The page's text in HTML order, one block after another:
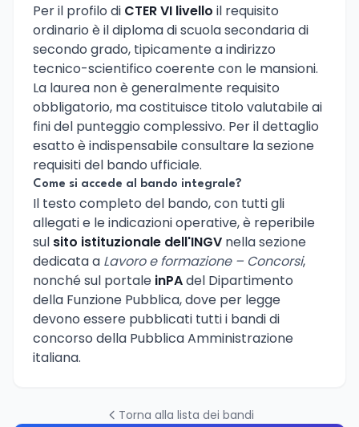
Per il profilo di CTER VI livello il requisito
ordinario è il diploma di scuola secondaria di
secondo grado, tipicamente a indirizzo
tecnico-scientifico coerente con le mansioni.
La laurea non è generalmente requisito
obbligatorio, ma costituisce titolo valutabile ai
fini del punteggio complessivo. Per il dettaglio
esatto è indispensabile consultare la sezione
requisiti del bando ufficiale.
Come si accede al bando integrale?
Il testo completo del bando, con tutti gli
allegati e le indicazioni operative, è reperibile
sul sito istituzionale dell'INGV nella sezione
dedicata a Lavoro e formazione – Concorsi,
nonché sul portale inPAdel Dipartimento
della Funzione Pubblica, dove per legge
devono essere pubblicati tutti i bandi di
concorso della Pubblica Amministrazione
italiana.
Torna alla lista dei bandi